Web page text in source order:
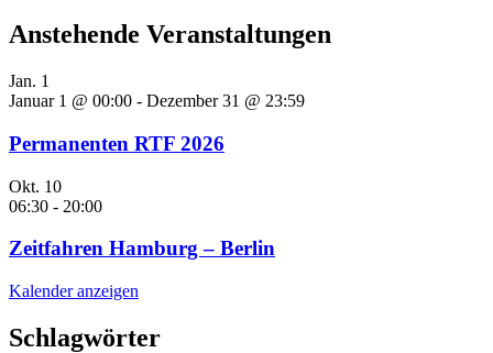
Anstehende Veranstaltungen
Jan. 1
Januar 1 @ 00:00 - Dezember 31 @ 23:59
Permanenten RTF 2026
Okt. 10
06:30 - 20:00
Zeitfahren Hamburg – Berlin
Kalender anzeigen
Schlagwörter